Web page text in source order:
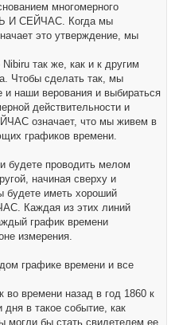
многомерного
И СЕЙЧАС. Когда мы
это утверждение, мы
так же, как и к другим
Чтобы сделать так, мы
наши верования и выбираться
действительности и
означает, что мы живем в
графиков времени.
будете проводить мелом
начиная сверху и
будете иметь хороший
Каждая из этих линий
график времени
измерения.
графике времени и все
времени назад в год 1860 к
в такое событие, как
могли бы стать свидетелем ее